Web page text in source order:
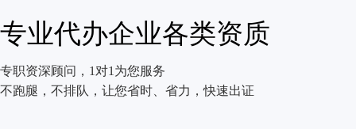
专业代办企业各类资质
专职资深顾问，1对1为您服务
不跑腿，不排队，让您省时、省力，快速出证